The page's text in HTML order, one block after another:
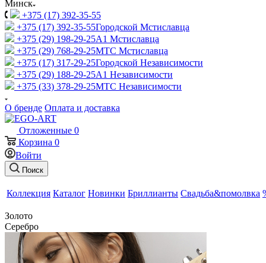
Минск
+375 (17) 392-35-55
+375 (17) 392-35-55Городской Мстиславца
+375 (29) 198-29-25A1 Мстиславца
+375 (29) 768-29-25МТС Мстиславца
+375 (17) 317-29-25Городской Независимости
+375 (29) 188-29-25A1 Независимости
+375 (33) 378-29-25МТС Независимости
О бренде Оплата и доставка
Отложенные 0
Корзина 0
Войти
Поиск
Коллекция Каталог Новинки Бриллианты Свадьба&помолвка
Золото
Серебро